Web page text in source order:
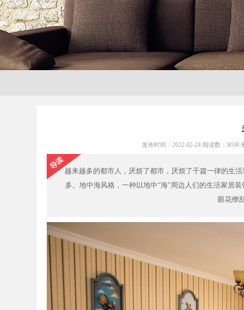
发布时间：2022-02-24 阅读数：
越来越多的都市人，厌烦了都市，厌烦了千篇一律的生
多。地中海风格，一种以地中“海”周边人们的生活家居
眼花缭